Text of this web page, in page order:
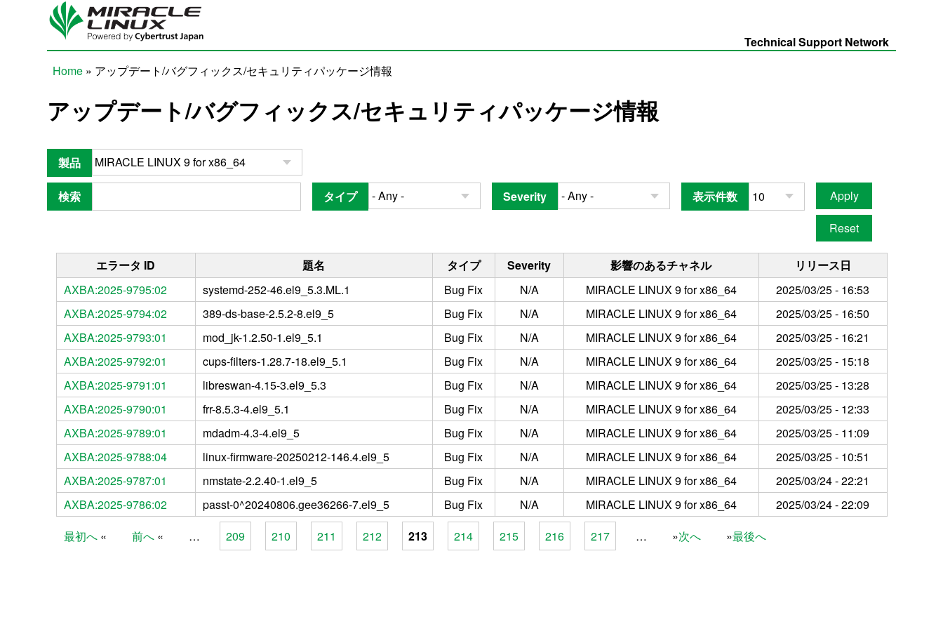
Skip to main content
Technical Support Network
Home » アップデート/バグフィックス/セキュリティパッケージ情報
アップデート/バグフィックス/セキュリティパッケージ情報
製品
検索 タイプ Severity 表示件数
エラータ ID 題名 タイプ Severity 影響のあるチャネル
リリース日
AXBA:2025-9795:02
systemd-252-46.el9_5.3.ML.1 Bug Fix N/A MIRACLE LINUX 9 for x86_64
2025/03/25 - 16:53
AXBA:2025-9794:02
389-ds-base-2.5.2-8.el9_5 Bug Fix N/A MIRACLE LINUX 9 for x86_64
2025/03/25 - 16:50
AXBA:2025-9793:01
mod_jk-1.2.50-1.el9_5.1 Bug Fix N/A MIRACLE LINUX 9 for x86_64
2025/03/25 - 16:21
AXBA:2025-9792:01
cups-filters-1.28.7-18.el9_5.1 Bug Fix N/A MIRACLE LINUX 9 for x86_64
2025/03/25 - 15:18
AXBA:2025-9791:01
libreswan-4.15-3.el9_5.3 Bug Fix N/A MIRACLE LINUX 9 for x86_64
2025/03/25 - 13:28
AXBA:2025-9790:01
frr-8.5.3-4.el9_5.1 Bug Fix N/A MIRACLE LINUX 9 for x86_64
2025/03/25 - 12:33
AXBA:2025-9789:01
mdadm-4.3-4.el9_5 Bug Fix N/A MIRACLE LINUX 9 for x86_64
2025/03/25 - 11:09
AXBA:2025-9788:04
linux-firmware-20250212-146.4.el9_5 Bug Fix N/A MIRACLE LINUX 9 for x86_64
2025/03/25 - 10:51
AXBA:2025-9787:01
nmstate-2.2.40-1.el9_5 Bug Fix N/A MIRACLE LINUX 9 for x86_64
2025/03/24 - 22:21
AXBA:2025-9786:02
passt-0^20240806.gee36266-7.el9_5 Bug Fix N/A MIRACLE LINUX 9 for x86_64 2025/03/24 - 22:09
最初へ 前へ … 209 210 211 212 213 214 215 216 217 … 次へ 最後へ